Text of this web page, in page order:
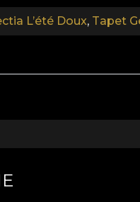
L’été Doux, Tapet